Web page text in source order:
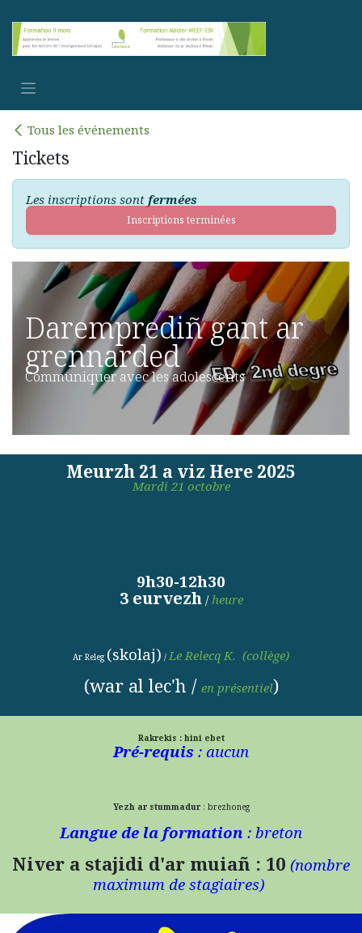
Tous les événements
Tickets
Les inscriptions sont fermées
Inscriptions terminées
Daremprediñ gant ar
grennarded
Communiquer avec les adolescents
Meurzh 21 a viz Here 2025
Mardi 21 octobre
9h30-12h30
3 eurvezh/heure
Ar Releg (skolaj) / Le Relecq K. (collège)
(war al lec'h / en présentiel)
Rakrekis : hini ebet
Pré-requis : aucun
Yezh ar stummadur : brezhoneg
Langue de la formation : breton
Niver a stajidi d'ar muiañ : 10 (nombre
maximum de stagiaires)